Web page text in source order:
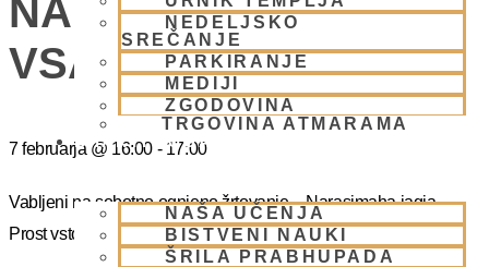
NEDELJSKO
SREČANJE
PARKIRANJE
MEDIJI
ZGODOVINA
TRGOVINA ATMARAMA
BHAKTI JOGA
NAŠA UČENJA
BISTVENI NAUKI
ŠRILA PRABHUPADA
NARASIMHA JAGJA –
VSAKO SOBOTO
7 februarja @ 16:00 - 17:00
Vabljeni na sobotno ognjeno žrtovanje – Narasimaha jagja.
Prost vstop.